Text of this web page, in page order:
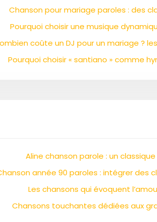
Chanson pour mariage paroles : des
Pourquoi choisir une musique
coûte un DJ pour un mariage ?
Pourquoi choisir « santiano » comme
Aline chanson parole : un
année 90 paroles : intégrer des
Les chansons qui évoquent
Chansons touchantes dédiées aux